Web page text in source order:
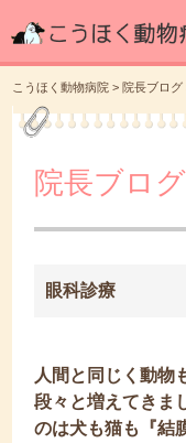
こうほく動物病院 >院長ブログ
院長ブログ
眼科診療
人間と同じく動物
段々と増えてきま
のは犬も猫も『結